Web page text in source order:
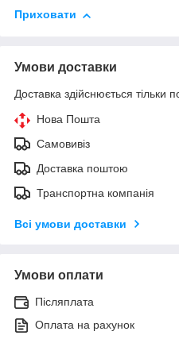
Приховати
Умови доставки
Доставка здійснюється тільки
Нова Пошта
Самовивіз
Доставка поштою
Транспортна компанія
Всі умови доставки
Умови оплати
Післяплата
Оплата на рахунок